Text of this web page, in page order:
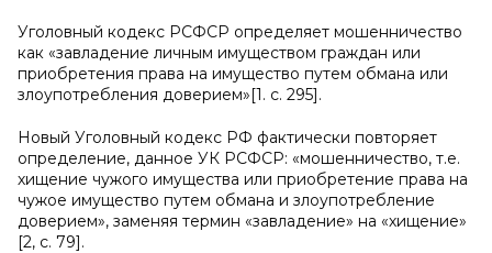
Уголовный кодекс РСФСР определяет мошенничество
как «завладение личным имуществом граждан или
приобретения права на имущество путем обмана или
злоупотребления доверием»[1. c. 295].
Новый Уголовный кодекс РФ фактически повторяет
определение, данное УК РСФСР: «мошенничество, т.е.
хищение чужого имущества или приобретение права на
чужое имущество путем обмана и злоупотребление
доверием», заменяя термин «завладение» на «хищение»
[2, c. 79].